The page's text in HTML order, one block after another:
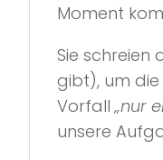
Moment
Sie schreien
gibt), um die
Vorfall„nur
unsere